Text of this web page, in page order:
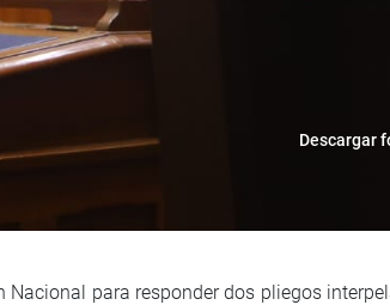
Descargar
Nacional para responder dos pliegos